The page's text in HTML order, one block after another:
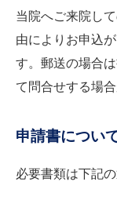
当院へご来院し
由によりお申込
す。郵送の場合
て問合せする場
申請書につい
必要書類は下記の